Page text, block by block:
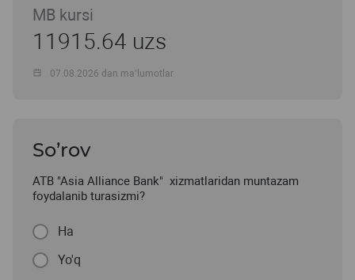
MB kursi
11915.64 uzs
07.08.2026 dan ma’lumotlar
So’rov
ATB "Asia Alliance Bank" xizmatlaridan muntazam
foydalanib turasizmi?
Ha
Yo'q